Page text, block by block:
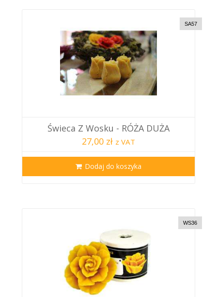
SA57
Świeca Z Wosku - RÓŻA DUŻA
27,00 zł z VAT
Dodaj do koszyka
WS36